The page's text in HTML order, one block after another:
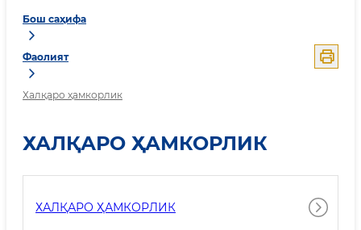
Бош саҳифа
Фаолият
Халқаро ҳамкорлик
ХАЛҚАРО ҲАМКОРЛИК
ХАЛҚАРО ҲАМКОРЛИК